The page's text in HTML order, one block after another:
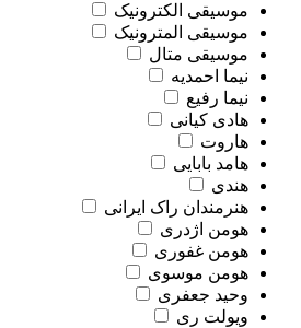
موسیقی الکترونیک
موسیقی المترونیک
موسیقی متال
نیما احمدیه
نیما رفیع
هادی کیانی
هاروت
هامد بابایی
هندی
هنرمندان راک ایرانی
هومن اژدری
هومن غفوری
هومن موسوی
وحید جعفری
ویولت ری